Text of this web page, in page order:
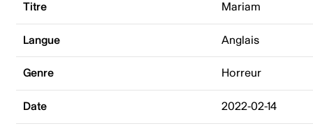
Titre Mariam
Langue Anglais
Genre Horreur
Date 2022-02-14